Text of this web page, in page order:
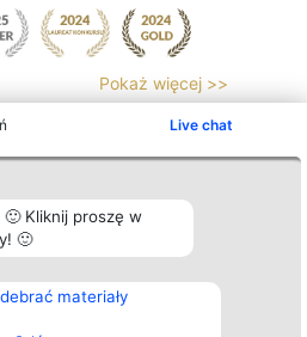
Live chat
Kliknij proszę w
🙂
materiały
Pokaż więcej >>
Laureaci
Lista
Kontakt